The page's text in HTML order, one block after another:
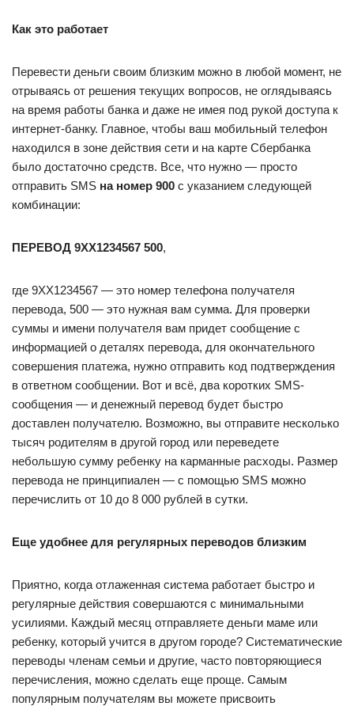
Как это работает
Перевести деньги своим близким можно в любой момент, не
отрываясь от решения текущих вопросов, не оглядываясь
на время работы банка и даже не имея под рукой доступа к
интернет-банку. Главное, чтобы ваш мобильный телефон
находился в зоне действия сети и на карте Сбербанка
было достаточно средств. Все, что нужно — просто
отправить SMS на номер 900 с указанием следующей
комбинации:
ПЕРЕВОД 9ХХ1234567 500,
где 9XX1234567 — это номер телефона получателя
перевода, 500 — это нужная вам сумма. Для проверки
суммы и имени получателя вам придет сообщение с
информацией о деталях перевода, для окончательного
совершения платежа, нужно отправить код подтверждения
в ответном сообщении. Вот и всё, два коротких SMS-
сообщения — и денежный перевод будет быстро
доставлен получателю. Возможно, вы отправите несколько
тысяч родителям в другой город или переведете
небольшую сумму ребенку на карманные расходы. Размер
перевода не принципиален — с помощью SMS можно
перечислить от 10 до 8 000 рублей в сутки.
Еще удобнее для регулярных переводов близким
Приятно, когда отлаженная система работает быстро и
регулярные действия совершаются с минимальными
усилиями. Каждый месяц отправляете деньги маме или
ребенку, который учится в другом городе? Систематические
переводы членам семьи и другие, часто повторяющиеся
перечисления, можно сделать еще проще. Самым
популярным получателям вы можете присвоить